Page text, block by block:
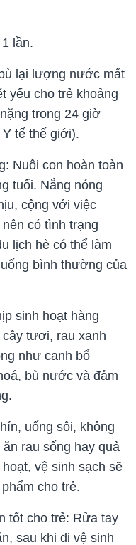
lần.
lại lượng nước mất
yếu cho trẻ khoảng
trong 24 giờ
tế thế giới).
Nuôi con hoàn toàn
tuổi. Nắng nóng
cộng với việc
có tình trạng
lịch hè có thể làm
bình thường của
sinh hoạt hàng
tươi, rau xanh
như canh bổ
bù nước và đảm
uống sôi, không
rau sống hay quả
vệ sinh sạch sẽ
cho trẻ.
tốt cho trẻ: Rửa tay
sau khi đi vệ sinh